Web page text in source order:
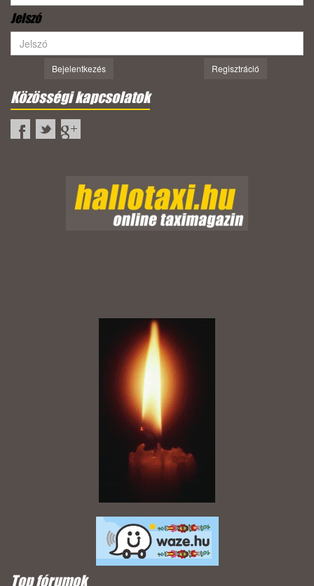
Jelszó
Bejelentkezés Regisztráció
Közösségi kapcsolatok
Top fórumok